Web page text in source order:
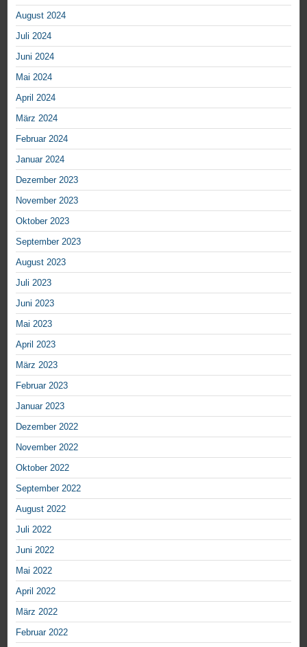
August 2024
Juli 2024
Juni 2024
Mai 2024
April 2024
März 2024
Februar 2024
Januar 2024
Dezember 2023
November 2023
Oktober 2023
September 2023
August 2023
Juli 2023
Juni 2023
Mai 2023
April 2023
März 2023
Februar 2023
Januar 2023
Dezember 2022
November 2022
Oktober 2022
September 2022
August 2022
Juli 2022
Juni 2022
Mai 2022
April 2022
März 2022
Februar 2022